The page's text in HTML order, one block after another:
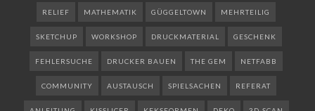
RELIEF MATHEMATIK GÜGGELTOWN MEHRTEILIG
SKETCHUP WORKSHOP DRUCKMATERIAL GESCHENK
FEHLERSUCHE DRUCKER BAUEN THE GEM NETFABB
COMMUNITY AUSTAUSCH SPIELSACHEN REFERAT